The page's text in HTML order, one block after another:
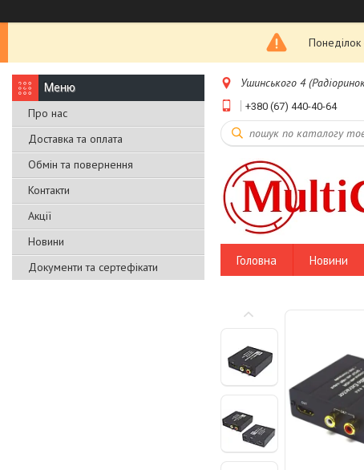
Про нас
Доставка та оплата
Обмін та повернення
Контакти
Акції
Новини
Документи та сертефікати
Ушинського 4
+380 (67) 440-40-64
Головна Новини